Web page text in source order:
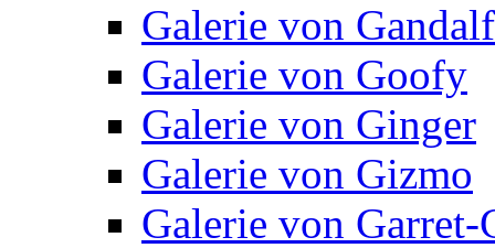
Galerie von Gandalf
Galerie von Goofy
Galerie von Ginger
Galerie von Gizmo
Galerie von Garret-